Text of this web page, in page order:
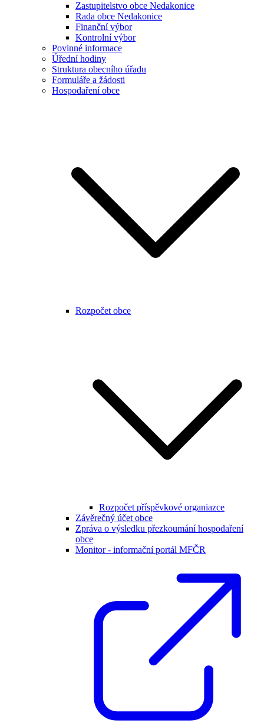
Zastupitelstvo obce Nedakonice
Rada obce Nedakonice
Finanční výbor
Kontrolní výbor
Povinné informace
Úřední hodiny
Struktura obecního úřadu
Formuláře a žádosti
Hospodaření obce
Rozpočet obce
Rozpočet příspěvkové organiazce
Závěrečný účet obce
Zpráva o výsledku přezkoumání hospodaření
obce
Monitor - informační portál MFČR